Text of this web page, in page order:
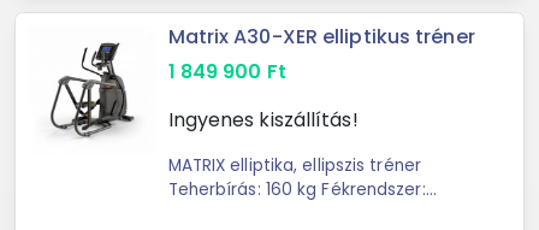
Matrix A30-XER elliptikus tréner
1 849 900 Ft
Ingyenes kiszállítás!
MATRIX elliptika, ellipszis tréner
Teherbírás: 160 kg Fékrendszer: